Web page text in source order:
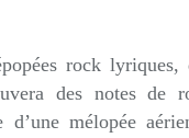
rock lyriques,
des notes de
mélopée